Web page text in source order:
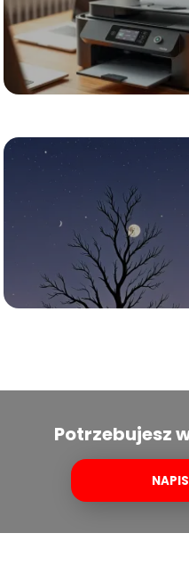
Potrzebujesz